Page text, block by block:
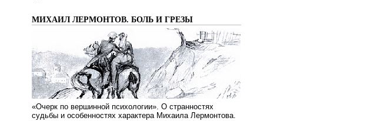
МИХАИЛ ЛЕРМОНТОВ. БОЛЬ И ГРЕЗЫ
«Очерк по вершинной психологии». О странностях
судьбы и особенностях характера Михаила Лермонтова.